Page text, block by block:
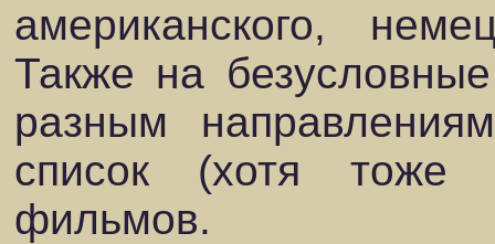
американского,
Также на
разным
список (хотя тоже
фильмов.